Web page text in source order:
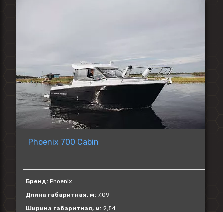
Phoenix 700 Cabin
Бренд: Phoenix
Длина габаритная, м: 7,09
Ширина габаритная, м: 2,54